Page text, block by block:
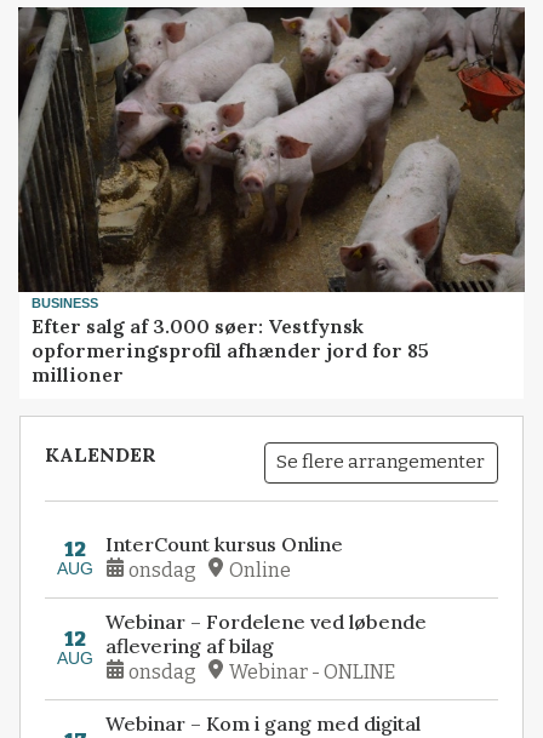
BUSINESS
Efter salg af 3.000 søer: Vestfynsk
opformeringsprofil afhænder jord for 85
millioner
KALENDER Se flere arrangementer
12
AUG
InterCount kursus Online
onsdag Online
12
AUG
Webinar – Fordelene ved løbende
aflevering af bilag
onsdag Webinar - ONLINE
Webinar – Kom i gang med digital